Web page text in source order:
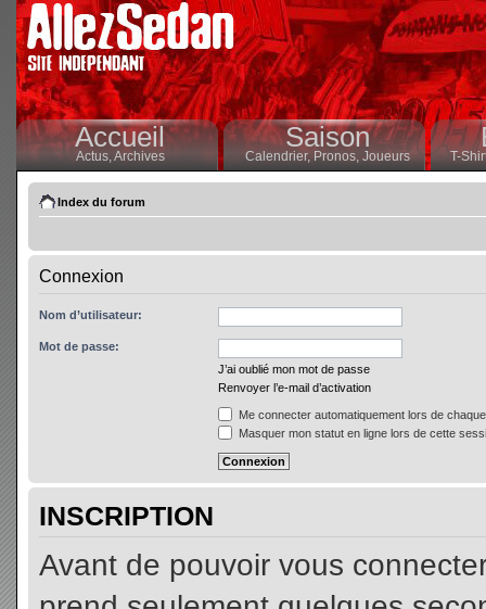
Accueil
Actus,Archives
Saison
Calendrier,Pronos, Joueurs T-
Index du forum
Connexion
Nom d’utilisateur:
Mot de passe:
J’ai oublié mon mot de passe
Renvoyer l’e-mail d’activation
Me connecter automatiquement lors de
Masquer mon statut en ligne lors de cette
INSCRIPTION
Avant de pouvoir vous